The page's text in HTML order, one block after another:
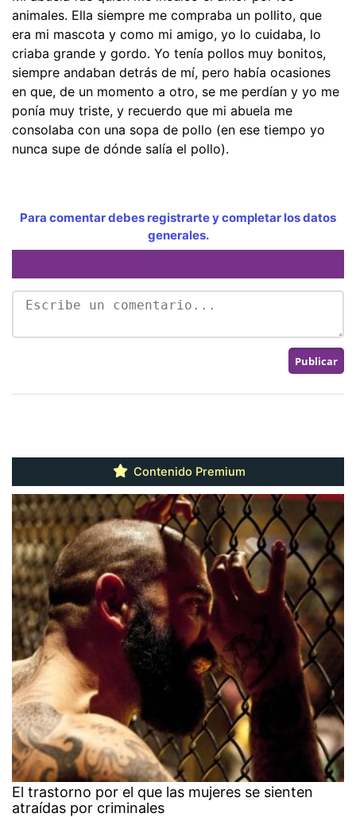
animales. Ella siempre me compraba un pollito, que
era mi mascota y como mi amigo, yo lo cuidaba, lo
criaba grande y gordo. Yo tenía pollos muy bonitos,
siempre andaban detrás de mí, pero había ocasiones
en que, de un momento a otro, se me perdían y yo me
ponía muy triste, y recuerdo que mi abuela me
consolaba con una sopa de pollo (en ese tiempo yo
nunca supe de dónde salía el pollo).
Para comentar debes registrarte y completar los datos
generales.
Contenido Premium
El trastorno por el que las mujeres se sienten
atraídas por criminales